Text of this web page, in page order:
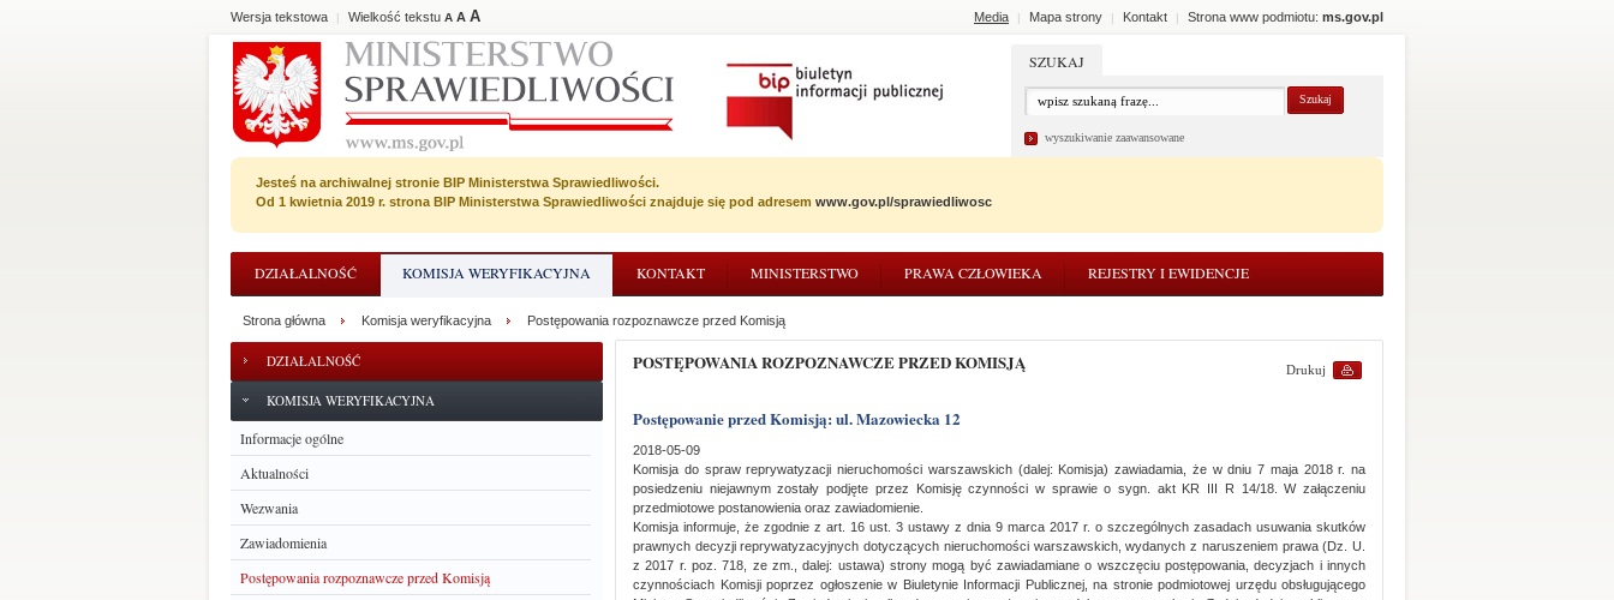
Media | Mapa strony | Kontakt | Strona www podmiotu: ms.gov.pl
Wersja tekstowa | Wielkość tekstu A A A
SZUKAJ
wyszukiwanie zaawansowane
Jesteś na archiwalnej stronie BIP Ministerstwa Sprawiedliwości.
Od 1 kwietnia 2019 r. strona BIP Ministerstwa Sprawiedliwości znajduje się pod adresem www.gov.pl/sprawiedliwosc
DZIAŁALNOŚĆ KOMISJA WERYFIKACYJNA KONTAKT MINISTERSTWO PRAWA CZŁOWIEKA REJESTRY I EWIDENCJE
DZIAŁALNOŚĆ
KOMISJA WERYFIKACYJNA
Informacje ogólne
Aktualności
Wezwania
Zawiadomienia
Postępowania rozpoznawcze przed Komisją
Strona główna Komisja weryfikacyjna Postępowania rozpoznawcze przed Komisją
Drukuj
POSTĘPOWANIA ROZPOZNAWCZE PRZED KOMISJĄ
Postępowanie przed Komisją: ul. Mazowiecka 12
2018-05-09
Komisja do spraw reprywatyzacji nieruchomości warszawskich (dalej: Komisja) zawiadamia, że w dniu 7 maja 2018 r. na
posiedzeniu niejawnym zostały podjęte przez Komisję czynności w sprawie o sygn. akt KR III R 14/18. W załączeniu
przedmiotowe postanowienia oraz zawiadomienie.
Komisja informuje, że zgodnie z art. 16 ust. 3 ustawy z dnia 9 marca 2017 r. o szczególnych zasadach usuwania skutków
prawnych decyzji reprywatyzacyjnych dotyczących nieruchomości warszawskich, wydanych z naruszeniem prawa (Dz. U.
z 2017 r. poz. 718, ze zm., dalej: ustawa) strony mogą być zawiadamiane o wszczęciu postępowania, decyzjach i innych
czynnościach Komisji poprzez ogłoszenie w Biuletynie Informacji Publicznej, na stronie podmiotowej urzędu obsługującego